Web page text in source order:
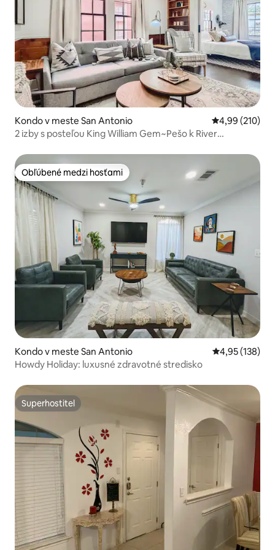
Kondo v meste San Antonio Priemerné
4,99 (210)
2 izby s posteľou King William Gem~Pešo k River
Obľúbené medzi hosťami
Obľúbené medzi hosťami
Kondo v meste San Antonio Priemerné
4,95 (138)
Howdy Holiday: luxusné zdravotné stredisko
Superhostiteľ
Superhostiteľ